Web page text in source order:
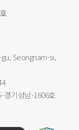
Seongnam-si,
기성남-1606호